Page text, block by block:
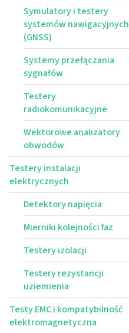
Symulatory i testery
systemów nawigacyjnych
(GNSS)
Systemy przełączania
sygnałów
Testery
radiokomunikacyjne
Wektorowe analizatory
obwodów
Testery instalacji
elektrycznych
Detektory napięcia
Mierniki kolejności faz
Testery izolacji
Testery rezystancji
uziemienia
Testy EMC i kompatybilność
elektromagnetyczna